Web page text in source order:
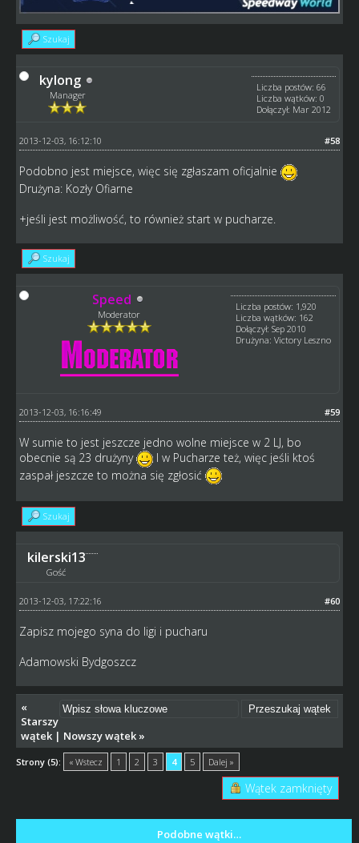
Szukaj
kylong
Manager
Liczba postów: 66
Liczba wątków: 0
Dołączył: Mar 2012
#58
2013-12-03, 16:12:10
Podobno jest miejsce, więc się zgłaszam oficjalnie
Drużyna: Kozły Ofiarne
+jeśli jest możliwość, to również start w pucharze.
Szukaj
Speed
Moderator
Liczba postów: 1,920
Liczba wątków: 162
Dołączył: Sep 2010
Drużyna: Victory Leszno
#59
2013-12-03, 16:16:49
W sumie to jest jeszcze jedno wolne miejsce w 2 LJ, bo
obecnie są 23 drużyny
I w Pucharze też, więc jeśli ktoś
zaspał jeszcze to można się zgłosić
Szukaj
kilerski13
Gość
#60
2013-12-03, 17:22:16
Zapisz mojego syna do ligi i pucharu
Adamowski Bydgoszcz
«
Starszy
wątek| Nowszy wątek»
Strony (5): « Wstecz 1 2 3 4 5 Dalej »
Wątek zamknięty
Podobne wątki…